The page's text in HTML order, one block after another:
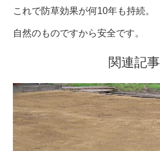
これで防草効果が何10年も持続。
自然のものですから安全です。
関連記事